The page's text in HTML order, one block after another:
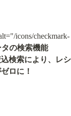
icons/checkmark-
の検索機能
検索により、レシ
ロに！